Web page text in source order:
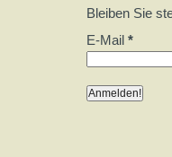
Bleiben Sie
E-Mail *